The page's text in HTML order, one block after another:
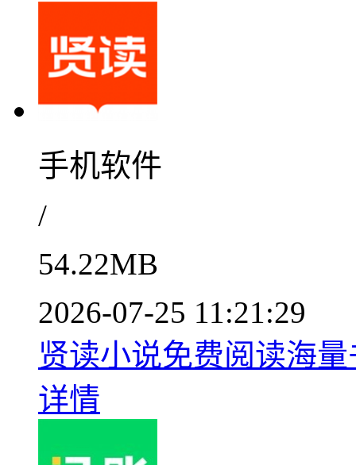
手机软件
/
54.22MB
2026-07-25 11:21:29
贤读小说免费阅读海
详情